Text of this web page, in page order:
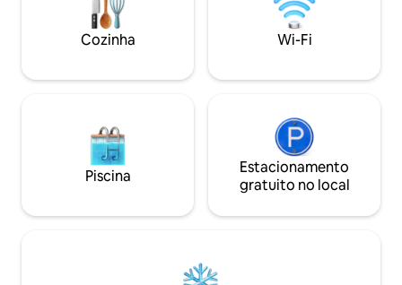
também pode agendar passeios
privados com um guia turístico
licenciado
equipada e um
banheira ou
autônomo.
Cozinha Wi-Fi
Piscina
Estacionamento
gratuito no local